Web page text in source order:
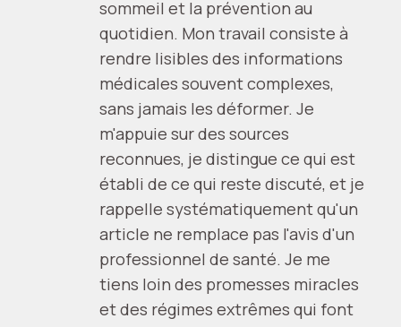
sommeil et la prévention au
quotidien. Mon travail consiste à
rendre lisibles des informations
médicales souvent complexes,
sans jamais les déformer. Je
m'appuie sur des sources
reconnues, je distingue ce qui est
établi de ce qui reste discuté, et je
rappelle systématiquement qu'un
article ne remplace pas l'avis d'un
professionnel de santé. Je me
tiens loin des promesses miracles
et des régimes extrêmes qui font